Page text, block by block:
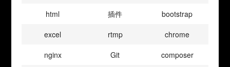
html
插件
bootstrap
excel
rtmp
chrome
nginx
Git
composer